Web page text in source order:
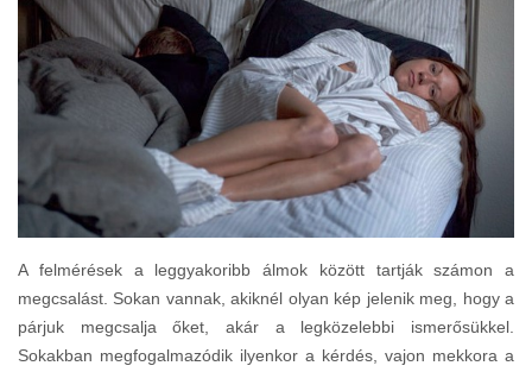
A felmérések a leggyakoribb álmok között tartják számon a
megcsalást. Sokan vannak, akiknél olyan kép jelenik meg, hogy a
párjuk megcsalja őket, akár a legközelebbi ismerősükkel.
Sokakban megfogalmazódik ilyenkor a kérdés, vajon mekkora a